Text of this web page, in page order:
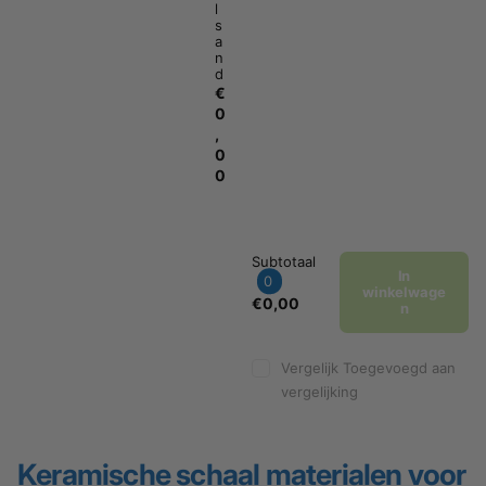
l
s
a
n
d
€
0
,
0
0
Subtotaal
0
€0,00
In
winkelwage
n
Vergelijk Toegevoegd aan
vergelijking
Keramische schaal materialen voor